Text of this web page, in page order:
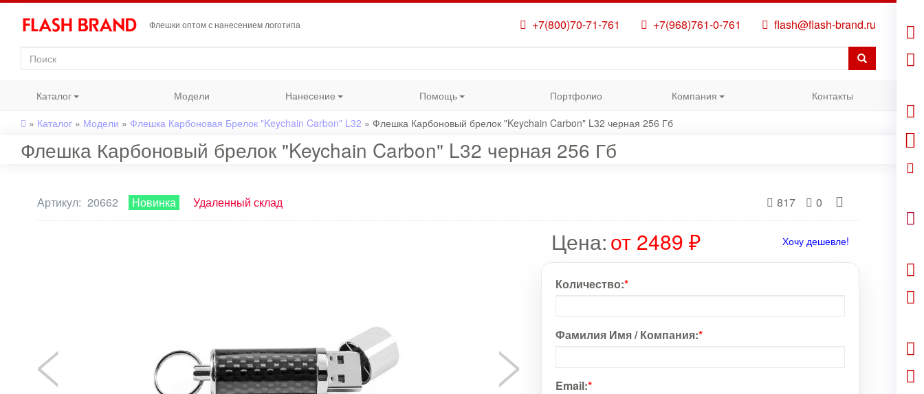
Флешки оптом с нанесением логотипа +7(800)70-71-761 +7(968)761-0-761 flash@flash-brand.ru
Каталог Модели Нанесение Помощь Портфолио Компания
Контакты
» Каталог » Модели » Флешка Карбоновая Брелок "Keychain Carbon" L32 » Флешка Карбоновый брелок "Keychain Carbon" L32 черная 256 Гб
Флешка Карбоновый брелок "Keychain Carbon" L32 черная 256 Гб
Артикул: 20662 Новинка Удаленный склад 817 0
Цена:от 2489 ₽ Хочу дешевле!
Количество:*
Фамилия Имя / Компания:*
Email:*